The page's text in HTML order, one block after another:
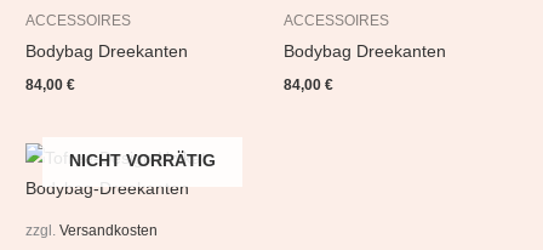
ACCESSOIRES
Bodybag Dreekanten
84,00€
ACCESSOIRES
Bodybag Dreekanten
84,00 €
NICHT VORRÄTIG
zzgl.Versandkosten